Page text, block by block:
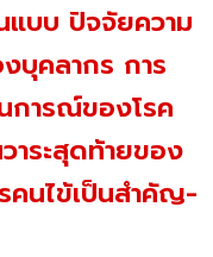
บบ ปัจจัยความ
งบุคลากร การ
การณ์ของโรค
าระสุดท้ายของ
คนไข้เป็นสำคัญ-